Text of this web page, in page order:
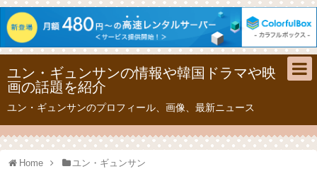
ユン・ギュンサンの情報や韓国ドラマや映
画の話題を紹介
ユン・ギュンサンのプロフィール、画像、最新ニュース
Home ユン・ギュンサン